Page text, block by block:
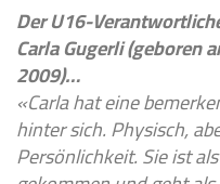
Der U16-
Carla Gugerli (geboren
2009)…
«Carla hat eine
hinter sich. Physisch,
Persönlichkeit. Sie ist